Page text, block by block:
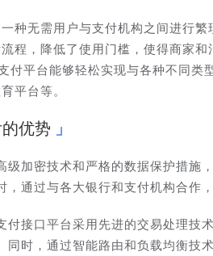
种无需用户与支付机构之间进行
程，降低了使用门槛，使得商家
付平台能够轻松实现与各种不同
平台等。
优势
级加密技术和严格的数据保护措施
，通过与各大银行和支付机构合作
付接口平台采用先进的交易处理技
同时，通过智能路由和负载均衡技